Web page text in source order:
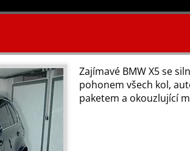
Zajímavé BMW X5 se
pohonem všech kol,
paketem a okouzlující